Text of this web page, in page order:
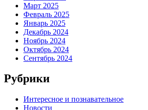
Март 2025
Февраль 2025
Январь 2025
Декабрь 2024
Ноябрь 2024
Октябрь 2024
Сентябрь 2024
Рубрики
Интересное и познавательное
Новости